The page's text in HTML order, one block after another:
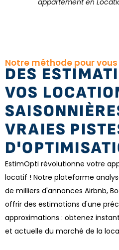
appartement en
Notre méthode pour
DES
VOS
VRAIES
EstimOpti révolutionne votre
locatif ! Notre plateforme
de milliers d'annonces Airbnb,
offrir des estimations d'une
approximations : obtenez
et actuelle du marché de la